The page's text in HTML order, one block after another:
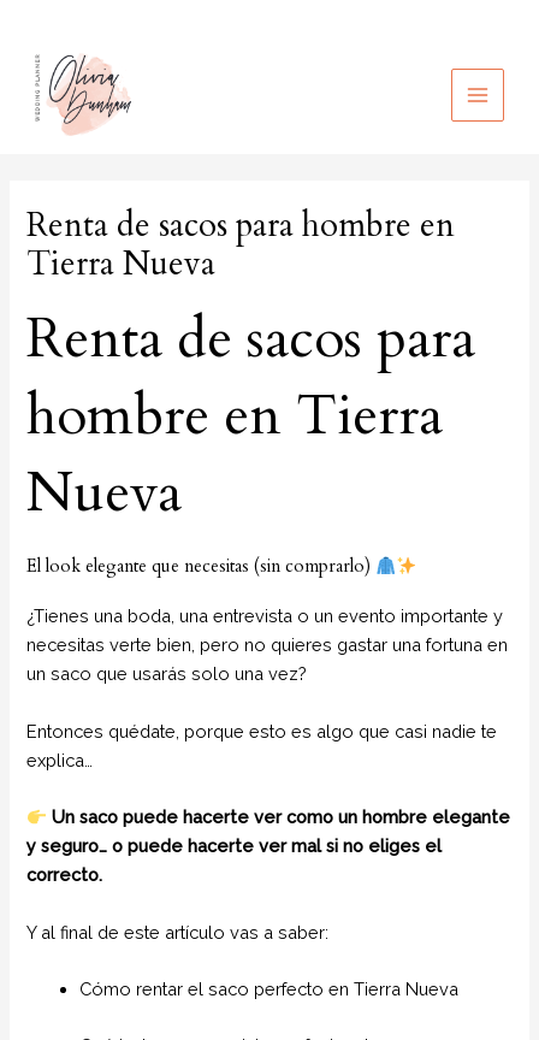
contenido
MAIN
Renta de sacos para hombre en
Tierra Nueva
Renta de sacos para
hombre en Tierra
Nueva
El look elegante que necesitas (sin comprarlo)
¿Tienes una boda, una entrevista o un evento importante y
necesitas verte bien, pero no quieres gastar una fortuna en
un saco que usarás solo una vez?
Entonces quédate, porque esto es algo que casi nadie te
explica…
Un saco puede hacerte ver como un hombre elegante
y seguro… o puede hacerte ver mal si no eliges el
correcto.
Y al final de este artículo vas a saber:
Cómo rentar el saco perfecto en Tierra Nueva